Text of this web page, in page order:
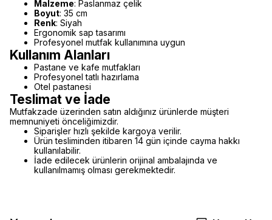
Malzeme: Paslanmaz çelik
Boyut: 35 cm
Renk: Siyah
Ergonomik sap tasarımı
Profesyonel mutfak kullanımına uygun
Kullanım Alanları
Pastane ve kafe mutfakları
Profesyonel tatlı hazırlama
Otel pastanesi
Teslimat ve İade
Mutfakzade üzerinden satın aldığınız ürünlerde müşteri
memnuniyeti önceliğimizdir.
Siparişler hızlı şekilde kargoya verilir.
Ürün tesliminden itibaren 14 gün içinde cayma hakkı
kullanılabilir.
İade edilecek ürünlerin orijinal ambalajında ve
kullanılmamış olması gerekmektedir.